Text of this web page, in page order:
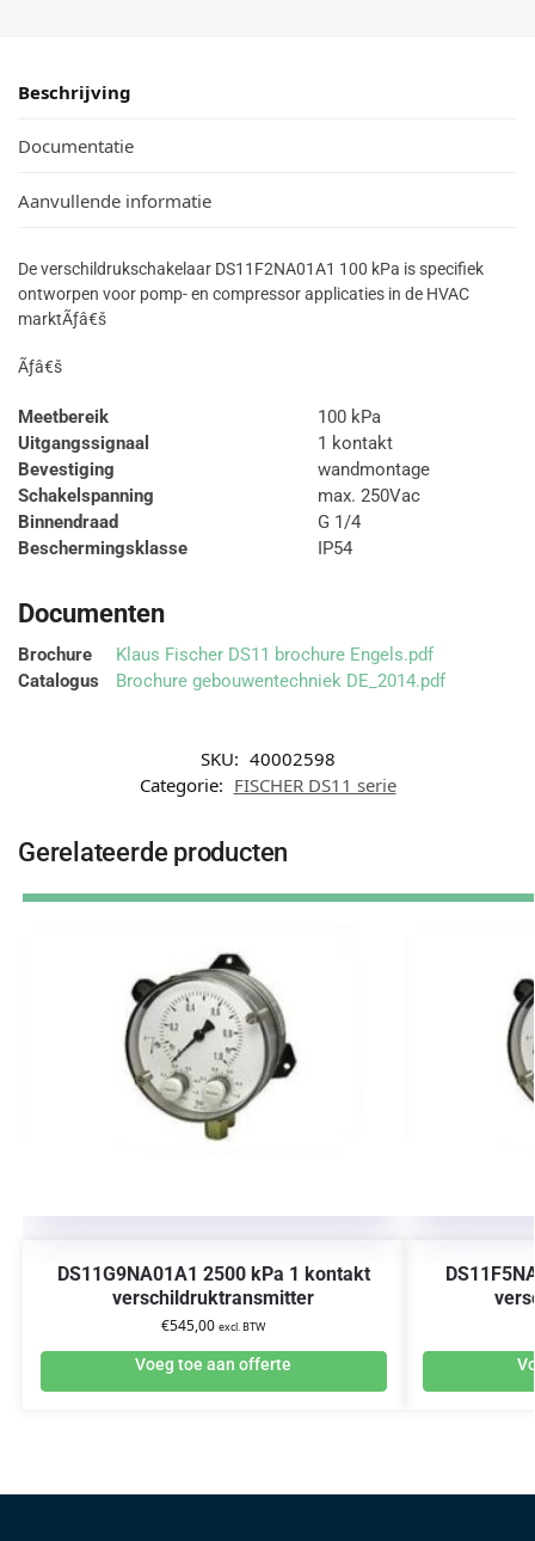
Beschrijving
Documentatie
Aanvullende informatie
De verschildrukschakelaar DS11F2NA01A1 100 kPa is specifiek
ontworpen voor pomp- en compressor applicaties in de HVAC
marktÃƒâ€š
Ãƒâ€š
Meetbereik
100 kPa
Uitgangssignaal
1 kontakt
Bevestiging
wandmontage
Schakelspanning
max. 250Vac
Binnendraad
G 1/4
Beschermingsklasse
IP54
Documenten
Brochure
Klaus Fischer DS11 brochure Engels.pdf
Catalogus
Brochure gebouwentechniek DE_2014.pdf
SKU: 40002598
Categorie: FISCHER DS11 serie
Gerelateerde producten
DS11G9NA01A1 2500 kPa 1 kontakt
verschildruktransmitter
€545,00 excl. BTW
Voeg toe aan offerte